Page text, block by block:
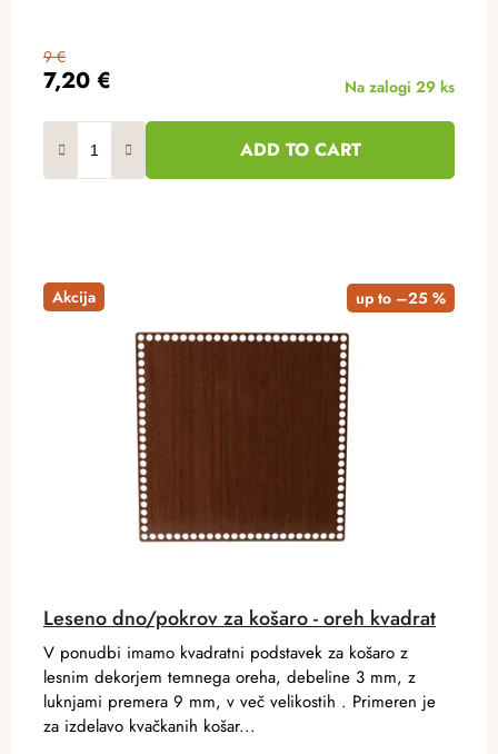
7,20 €
9 €
Na zalogi 29 ks
ADD TO CART
Akcija up to –25 %
Leseno dno/pokrov za košaro - oreh kvadrat
V ponudbi imamo kvadratni podstavek za košaro z
lesnim dekorjem temnega oreha, debeline 3 mm, z
luknjami premera 9 mm, v več velikostih . Primeren je
za izdelavo kvačkanih košar...